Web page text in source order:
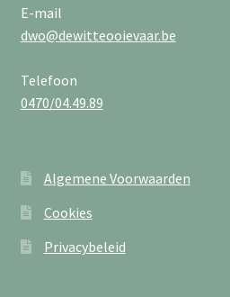
E-mail
dwo@dewitteooievaar.be
Telefoon
0470/04.49.89
Algemene Voorwaarden
Cookies
Privacybeleid